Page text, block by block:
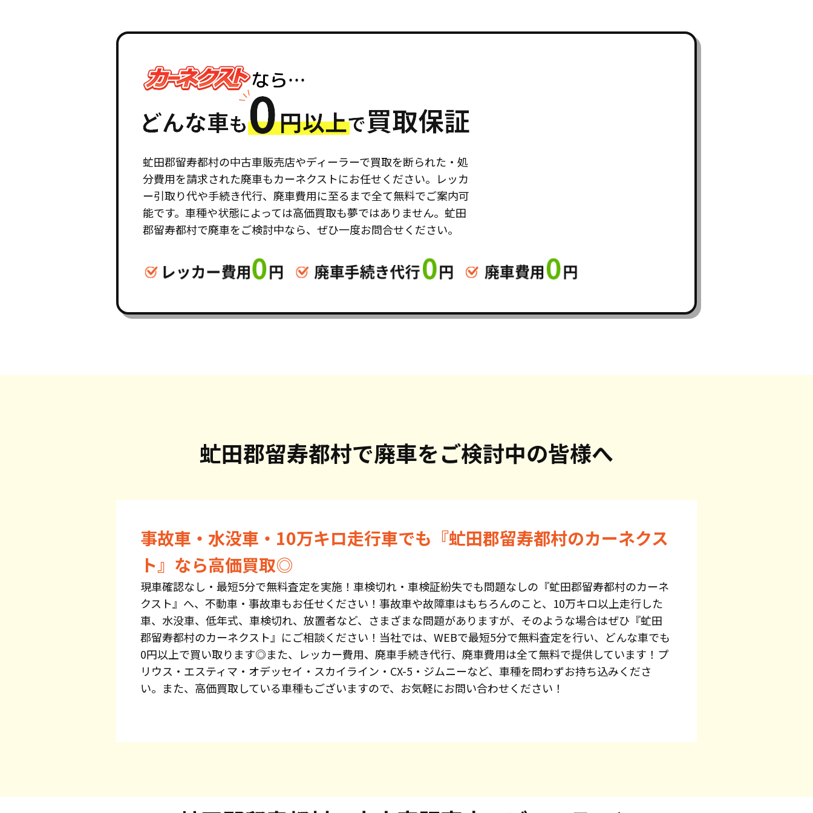
虻田郡留寿都村の中古車販売店やディーラーで買取を断られた・処
分費用を請求された廃車もカーネクストにお任せください。レッカ
ー引取り代や手続き代行、廃車費用に至るまで全て無料でご案内可
能です。車種や状態によっては高価買取も夢ではありません。虻田
郡留寿都村で廃車をご検討中なら、ぜひ一度お問合せください。
虻田郡留寿都村で廃車をご検討中の皆様へ
事故車・水没車・10万キロ走行車でも『虻田郡留寿都村のカーネクス
ト』なら高価買取◎
現車確認なし・最短5分で無料査定を実施！車検切れ・車検証紛失でも問題なしの『虻田郡留寿都村のカーネ
クスト』へ、不動車・事故車もお任せください！事故車や故障車はもちろんのこと、10万キロ以上走行した
車、水没車、低年式、車検切れ、放置者など、さまざまな問題がありますが、そのような場合はぜひ『虻田
郡留寿都村のカーネクスト』にご相談ください！当社では、WEBで最短5分で無料査定を行い、どんな車でも
0円以上で買い取ります◎また、レッカー費用、廃車手続き代行、廃車費用は全て無料で提供しています！プ
リウス・エスティマ・オデッセイ・スカイライン・CX-5・ジムニーなど、車種を問わずお持ち込みくださ
い。また、高価買取している車種もございますので、お気軽にお問い合わせください！